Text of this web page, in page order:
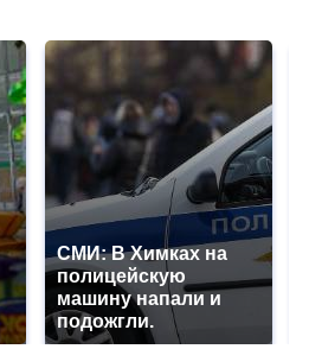
СМИ: В Химках на
полицейскую
машину напали и
подожгли.